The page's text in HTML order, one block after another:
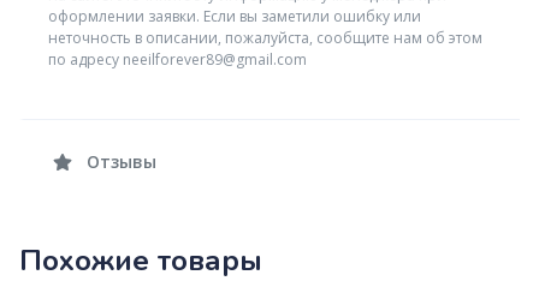
оформлении заявки. Если вы заметили ошибку или
неточность в описании, пожалуйста, сообщите нам об этом
по адресу neeilforever89@gmail.com
Отзывы
Похожие товары